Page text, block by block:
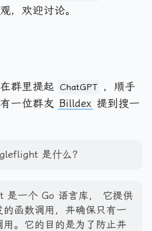
，欢迎讨论。
群里提起 ChatGPT
，顺手
一位群友 Billdex 提到搜一
是什么？
是一个 Go 语言库， 它提供
的函数调用，并确保只有一
。它的目的是为了防止并